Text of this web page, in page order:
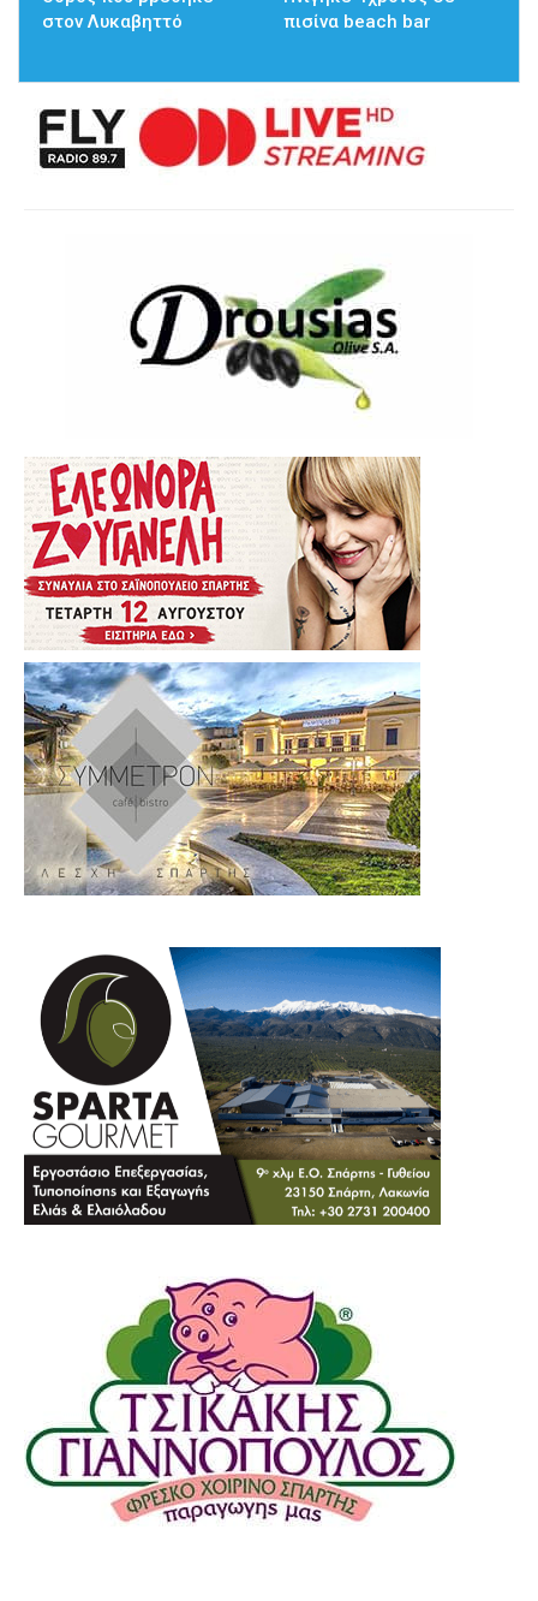
στον Λυκαβηττό
πισίνα beach bar